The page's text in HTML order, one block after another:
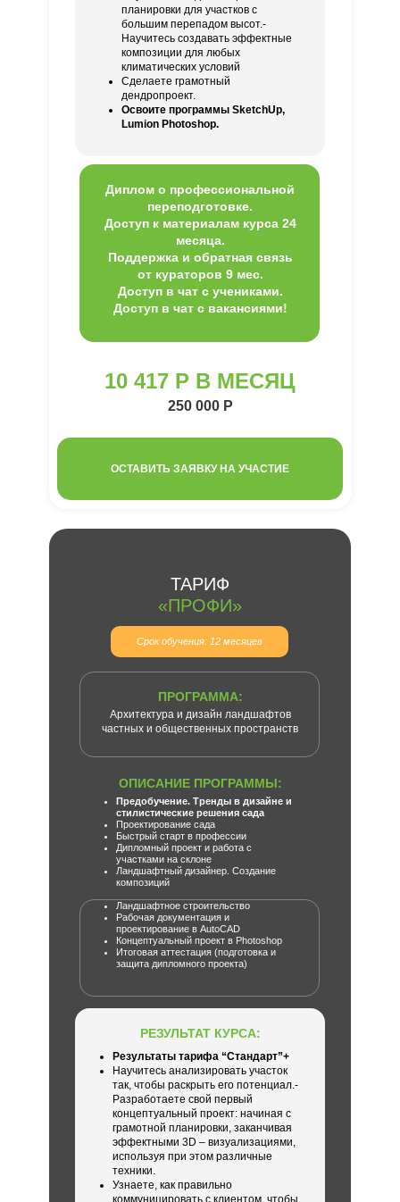
ТАРИФ
«ПРОФИ»
Срок обучения: 12 месяцев
Предобучение. Тренды в дизайне и
стилистические решения сада
Проектирование сада
Быстрый старт в профессии
Дипломный проект и работа с
участками на склоне
Ландшафтный дизайнер. Создание
композиций
Ландшафтное строительство
Рабочая документация и
проектирование в AutoCAD
Концептуальный проект в Photoshop
Итоговая аттестация (подготовка и
защита дипломного проекта)
ПРОГРАММА:
Архитектура и дизайн ландшафтов
частных и общественных пространств
ОПИСАНИЕ ПРОГРАММЫ:
10 417 Р В МЕСЯЦ
Диплом о профессиональной
переподготовке.
Доступ к материалам курса 24
месяца.
Поддержка и обратная связь
от кураторов 9 мес.
Доступ в чат с учениками.
Доступ в чат с вакансиями!
планировки для участков с
большим перепадом высот.-
Научитесь создавать эффектные
композиции для любых
климатических условий
Сделаете грамотный
дендропроект.
Освоите программы SketchUp,
Lumion Photoshop.
РЕЗУЛЬТАТ КУРСА:
Результаты тарифа “Стандарт”+
Научитесь анализировать участок
так, чтобы раскрыть его потенциал.-
Разработаете свой первый
концептуальный проект: начиная с
грамотной планировки, заканчивая
эффектными 3D – визуализациями,
используя при этом различные
техники.
Узнаете, как правильно
коммуницировать с клиентом, чтобы
250 000 Р
ОСТАВИТЬ ЗАЯВКУ НА УЧАСТИЕ